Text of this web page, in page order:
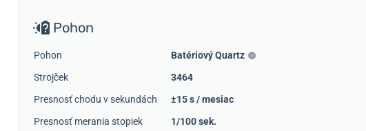
Pohon
Pohon
Batériový Quartz
Strojček
3464
Presnosť chodu v sekundách
±15 s / mesiac
Presnosť merania stopiek
1/100 sek.